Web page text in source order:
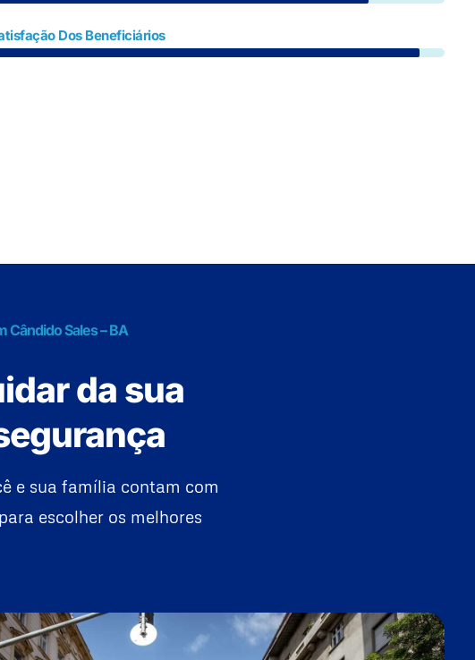
Dos Beneficiários
Cândido Sales – BA
da sua
e sua família contam com
escolher os melhores